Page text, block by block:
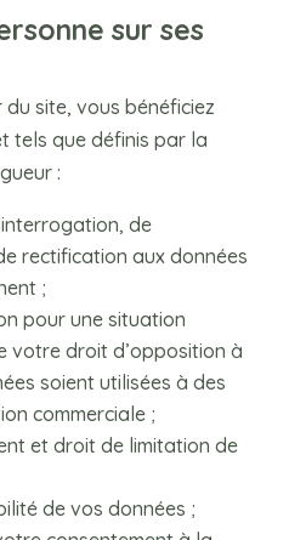
sur ses
du site, vous bénéficiez
tels que définis par la
:
de
rectification aux données
;
pour une situation
votre droit d’opposition à
soient utilisées à des
commerciale ;
et droit de limitation de
de vos données ;